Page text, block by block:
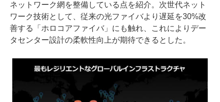
ネットワーク網を整備している点を紹介。次世代ネット
ワーク技術として、従来の光ファイバより遅延を30%改
善する「ホロコアファイバ」にも触れ、これによりデー
タセンター設計の柔軟性向上が期待できるとした。